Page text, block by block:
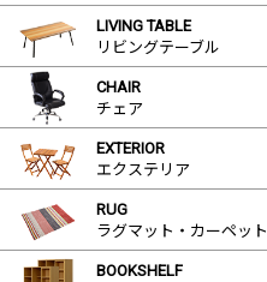
LIVING TABLE
リビングテーブル
CHAIR
チェア
EXTERIOR
エクステリア
RUG
ラグマット・カーペット
BOOKSHELF